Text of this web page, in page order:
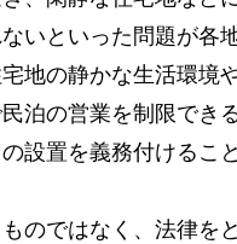
いといった問題が各
地の静かな生活環境
泊の営業を制限でき
設置を義務付けるこ
のではなく、法律を